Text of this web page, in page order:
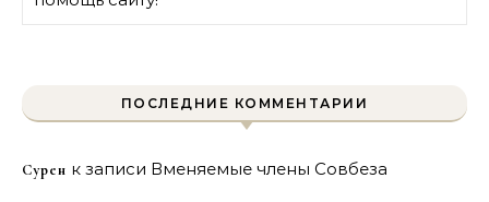
ПОСЛЕДНИЕ КОММЕНТАРИИ
Сурен к записи Вменяемые члены Совбеза